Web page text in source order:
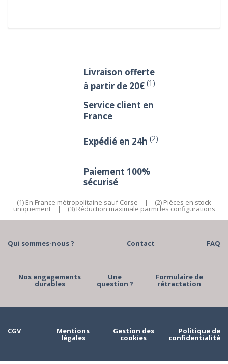
Livraison offerte
à partir de 20€ (1)
Service client en
France
Expédié en 24h (2)
Paiement 100%
sécurisé
(1) En France métropolitaine sauf Corse | (2) Pièces en stock
uniquement | (3) Réduction maximale parmi les configurations
Qui sommes-nous ? Contact FAQ
Nos engagements
durables
Une
question ?
Formulaire de
rétractation
CGV Mentions
légales
Gestion des
cookies
Politique de
confidentialité